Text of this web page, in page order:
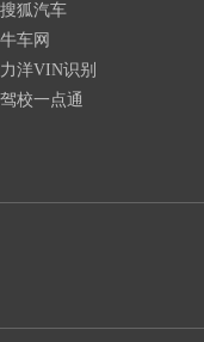
搜狐汽车
牛车网
力洋VIN识别
驾校一点通